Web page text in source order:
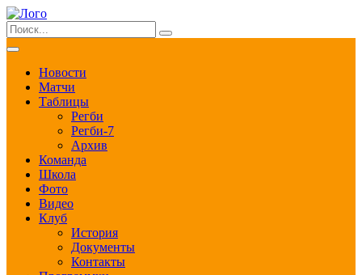
Новости
Матчи
Таблицы
Регби
Регби-7
Архив
Команда
Школа
Фото
Видео
Клуб
История
Документы
Контакты